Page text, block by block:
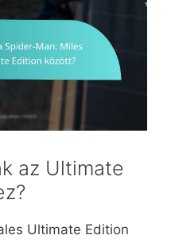
az Ultimate
Ultimate Edition